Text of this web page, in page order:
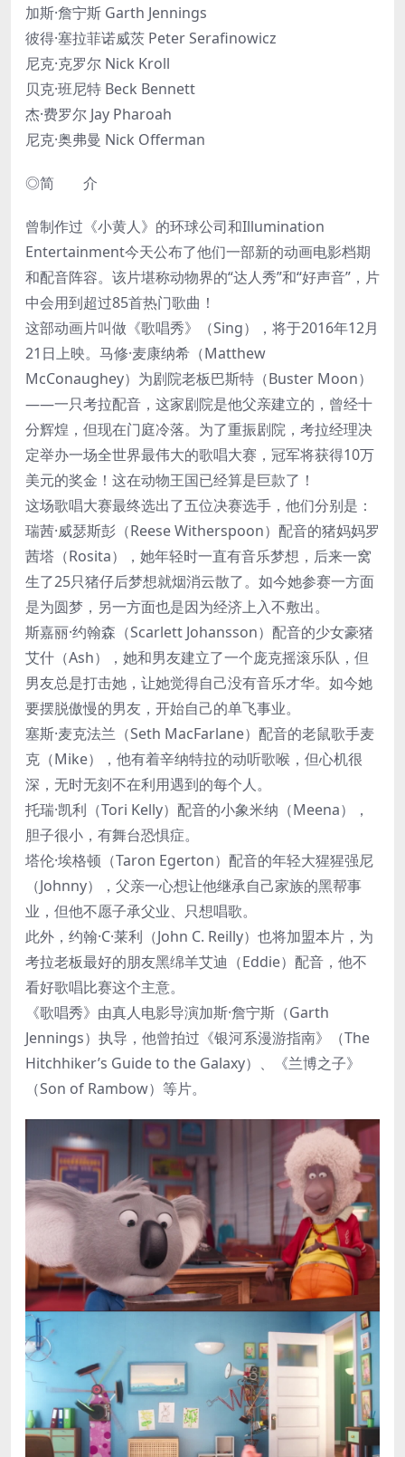
加斯·詹宁斯 Garth Jennings
彼得·塞拉菲诺威茨 Peter Serafinowicz
尼克·克罗尔 Nick Kroll
贝克·班尼特 Beck Bennett
杰·费罗尔 Jay Pharoah
尼克·奥弗曼 Nick Offerman
◎简 介
曾制作过《小黄人》的环球公司和Illumination
Entertainment今天公布了他们一部新的动画电影档期
和配音阵容。该片堪称动物界的“达人秀”和“好声音”，片
中会用到超过85首热门歌曲！
这部动画片叫做《歌唱秀》（Sing），将于2016年12月
21日上映。马修·麦康纳希（Matthew
McConaughey）为剧院老板巴斯特（Buster Moon）
——一只考拉配音，这家剧院是他父亲建立的，曾经十
分辉煌，但现在门庭冷落。为了重振剧院，考拉经理决
定举办一场全世界最伟大的歌唱大赛，冠军将获得10万
美元的奖金！这在动物王国已经算是巨款了！
这场歌唱大赛最终选出了五位决赛选手，他们分别是：
瑞茜·威瑟斯彭（Reese Witherspoon）配音的猪妈妈罗
茜塔（Rosita），她年轻时一直有音乐梦想，后来一窝
生了25只猪仔后梦想就烟消云散了。如今她参赛一方面
是为圆梦，另一方面也是因为经济上入不敷出。
斯嘉丽·约翰森（Scarlett Johansson）配音的少女豪猪
艾什（Ash），她和男友建立了一个庞克摇滚乐队，但
男友总是打击她，让她觉得自己没有音乐才华。如今她
要摆脱傲慢的男友，开始自己的单飞事业。
塞斯·麦克法兰（Seth MacFarlane）配音的老鼠歌手麦
克（Mike），他有着辛纳特拉的动听歌喉，但心机很
深，无时无刻不在利用遇到的每个人。
托瑞·凯利（Tori Kelly）配音的小象米纳（Meena），
胆子很小，有舞台恐惧症。
塔伦·埃格顿（Taron Egerton）配音的年轻大猩猩强尼
（Johnny），父亲一心想让他继承自己家族的黑帮事
业，但他不愿子承父业、只想唱歌。
此外，约翰·C·莱利（John C. Reilly）也将加盟本片，为
考拉老板最好的朋友黑绵羊艾迪（Eddie）配音，他不
看好歌唱比赛这个主意。
《歌唱秀》由真人电影导演加斯·詹宁斯（Garth
Jennings）执导，他曾拍过《银河系漫游指南》（The
Hitchhiker’s Guide to the Galaxy）、《兰博之子》
（Son of Rambow）等片。